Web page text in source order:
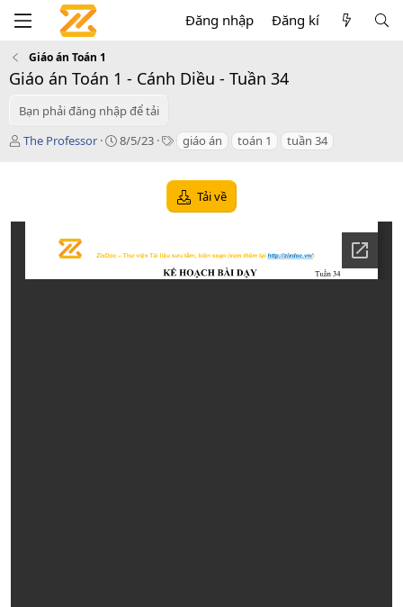
Đăng nhập Đăng kí
Giáo án Toán 1
Giáo án Toán 1 - Cánh Diều - Tuần 34
Bạn phải đăng nhập để tải
T
ả
The Professor
C
n
8/5/23
T giáo án toán 1 tuần 34
Tải về